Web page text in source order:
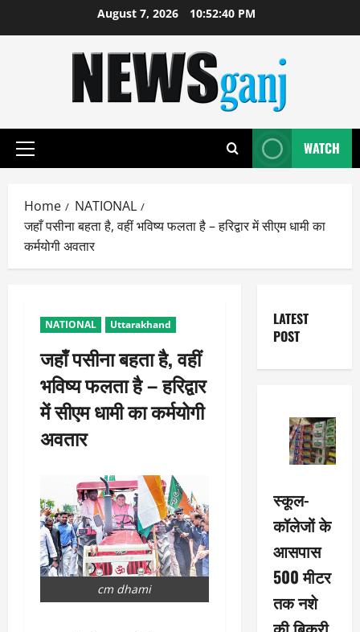
August 7, 2026 10:52:41 PM
Primary
WATCH
Home
NATIONAL
जहाँ पसीना बहता है, वहीं भविष्य फलता है – हरिद्वार में सीएम धामी का
कर्मयोगी अवतार
NATIONAL Uttarakhand
जहाँ पसीना बहता है, वहीं
भविष्य फलता है – हरिद्वार
में सीएम धामी का कर्मयोगी
अवतार
cm dhami
LATEST
POST
स्कूल-
कॉलेजों के
आसपास
500 मीटर
तक नशे